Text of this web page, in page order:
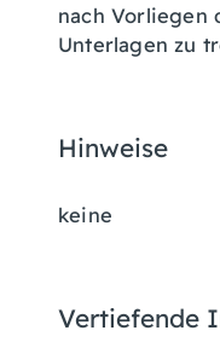
nach Vorliegen
Unterlagen zu
Hinweise
keine
Vertiefende